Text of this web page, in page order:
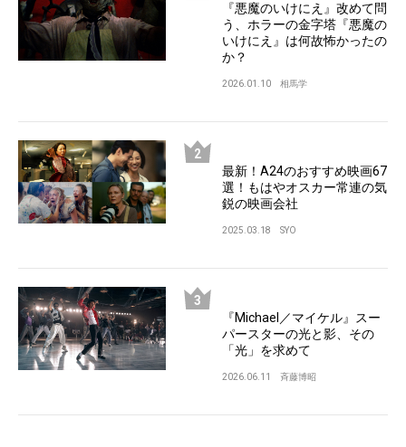
『悪魔のいけにえ』改めて問
う、ホラーの金字塔『悪魔の
いけにえ』は何故怖かったの
か？
2026.01.10 相馬学
最新！A24のおすすめ映画67
選！もはやオスカー常連の気
鋭の映画会社
2025.03.18 SYO
『Michael／マイケル』スー
パースターの光と影、その
「光」を求めて
2026.06.11 斉藤博昭